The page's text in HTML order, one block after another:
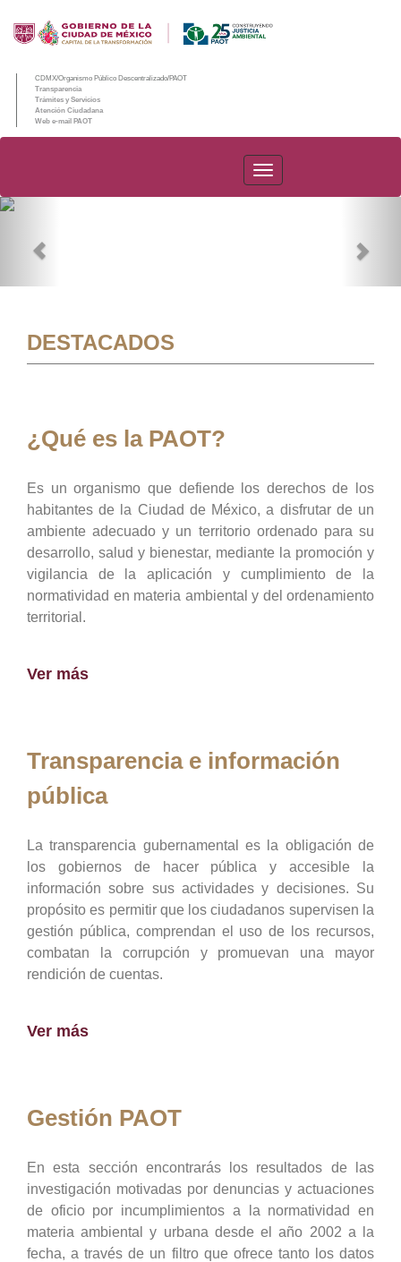
CDMX/Organismo Público Descentralizado/PAOT
Transparencia
Trámites y Servicios
Atención Ciudadana
Web e-mail PAOT
PAOT
DESTACADOS
¿Qué es la PAOT?
Es un organismo que defiende los derechos de los
habitantes de la Ciudad de México, a disfrutar de un
ambiente adecuado y un territorio ordenado para su
desarrollo, salud y bienestar, mediante la promoción y
vigilancia de la aplicación y cumplimiento de la
normatividad en materia ambiental y del ordenamiento
territorial.
Ver más
Transparencia e información
pública
La transparencia gubernamental es la obligación de
los gobiernos de hacer pública y accesible la
información sobre sus actividades y decisiones. Su
propósito es permitir que los ciudadanos supervisen la
gestión pública, comprendan el uso de los recursos,
combatan la corrupción y promuevan una mayor
rendición de cuentas.
Ver más
Gestión PAOT
En esta sección encontrarás los resultados de las
investigación motivadas por denuncias y actuaciones
de oficio por incumplimientos a la normatividad en
materia ambiental y urbana desde el año 2002 a la
fecha, a través de un filtro que ofrece tanto los datos